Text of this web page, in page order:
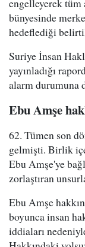
engelleyerek tüm
bünyesinde
hedeflediği
Suriye İnsan
yayınladığı
alarm durumuna
Ebu Amşe
62. Tümen son
gelmişti. Birlik
Ebu Amşe'ye
zorlaştıran
Ebu Amşe
boyunca insan
iddiaları